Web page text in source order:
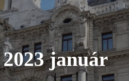
2023 január